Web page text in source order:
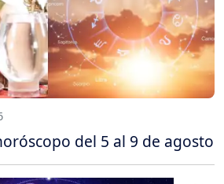
del 5 al 9 de agosto